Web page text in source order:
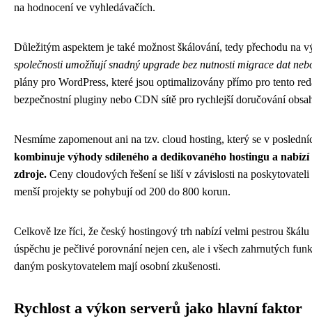
na hodnocení ve vyhledávačích.
Důležitým aspektem je také možnost škálování, tedy přechodu na
společnosti umožňují snadný upgrade bez nutnosti migrace dat
plány pro WordPress, které jsou optimalizovány přímo pro tento
bezpečnostní pluginy nebo CDN sítě pro rychlejší doručování
Nesmíme zapomenout ani na tzv. cloud hosting, který se v
kombinuje výhody sdíleného a dedikovaného hostingu a
zdroje. Ceny cloudových řešení se liší v závislosti na
menší projekty se pohybují od 200 do 800 korun.
Celkově lze říci, že český hostingový trh nabízí velmi pestrou
úspěchu je pečlivé porovnání nejen cen, ale i všech zahrnutých
daným poskytovatelem mají osobní zkušenosti.
Rychlost a výkon serverů jako hlavní faktor